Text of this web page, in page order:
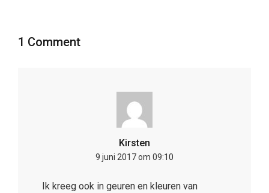
1 Comment
Kirsten
9 juni 2017 om 09:10
Ik kreeg ook in geuren en kleuren van